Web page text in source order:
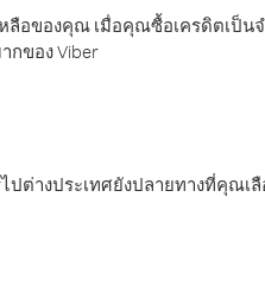
หลือของคุณ เมื่อคุณซื้อเครดิตเป็
กของ Viber
ต่างประเทศยังปลายทางที่คุณเ